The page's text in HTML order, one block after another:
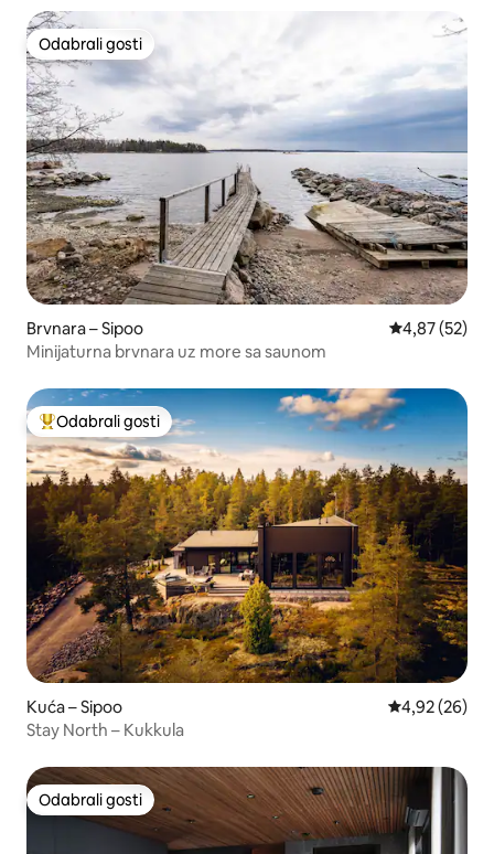
Odabrali gosti
Odabrali gosti
Brvnara – Sipoo Prosječna
4,87 (52)
Minijaturna brvnara uz more sa saunom
Među najviše rangiranima s oznakom „Odabrali gosti”
Odabrali gosti
Kuća – Sipoo Prosječna
4,92 (26)
Stay North – Kukkula
Odabrali gosti
Odabrali gosti